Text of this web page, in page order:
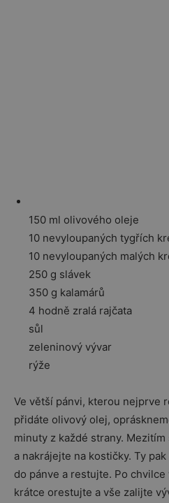
150 ml olivového oleje
10 nevyloupaných tygřích
10 nevyloupaných malých
250 g slávek
350 g kalamárů
4 hodně zralá rajčata
sůl
zeleninový vývar
rýže
Ve větší pánvi, kterou nejprve
přidáte olivový olej,
minuty z každé strany.
a nakrájejte na kostičky. Ty
do pánve a restujte. Po
krátce orestujte a vše zalijte